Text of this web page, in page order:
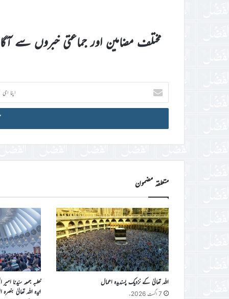
مختلف مضامین اور جماعتی خبروں سے
اپنا
ای
میل
ڈی
متعلقہ مضمون
اللہ تعالیٰ کے نزدیک پسندیدہ اعمال
7 اگست 2026ء
خطبہ جمعہ سیّدنا
ایّدہ اللہ تعالیٰ بنصرہ العزیز